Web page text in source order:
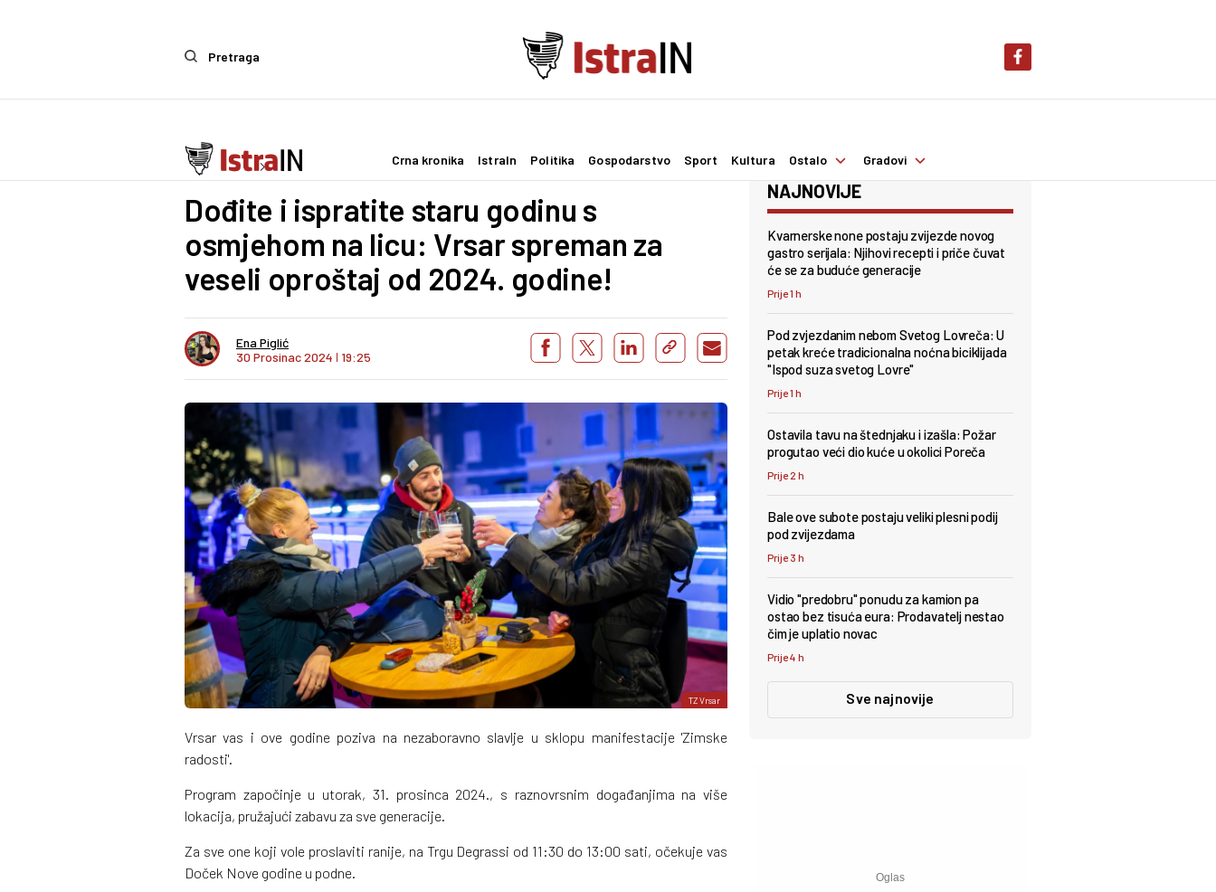
Pretraga
Crna kronika IstraIn Politika Gospodarstvo Sport Kultura Ostalo Gradovi
Ostalo Life & Style
Dođite i ispratite staru godinu s
osmjehom na licu: Vrsar spreman za
veseli oproštaj od 2024. godine!
Ena Piglić
30 Prosinac 2024 I 19:25
TZ Vrsar
Vrsar vas i ove godine poziva na nezaboravno slavlje u sklopu manifestacije 'Zimske
radosti'.
Program započinje u utorak, 31. prosinca 2024., s raznovrsnim događanjima na više
lokacija, pružajući zabavu za sve generacije.
Za sve one koji vole proslaviti ranije, na Trgu Degrassi od 11:30 do 13:00 sati, očekuje vas
Doček Nove godine u podne.
NAJNOVIJE
Kvarnerske none postaju zvijezde novog
gastro serijala: Njihovi recepti i priče čuvat
će se za buduće generacije
Prije 1 h
Pod zvjezdanim nebom Svetog Lovreča: U
petak kreće tradicionalna noćna biciklijada
"Ispod suza svetog Lovre"
Prije 1 h
Ostavila tavu na štednjaku i izašla: Požar
progutao veći dio kuće u okolici Poreča
Prije 2 h
Bale ove subote postaju veliki plesni podij
pod zvijezdama
Prije 3 h
Vidio "predobru" ponudu za kamion pa
ostao bez tisuća eura: Prodavatelj nestao
čim je uplatio novac
Prije 4 h
Sve najnovije